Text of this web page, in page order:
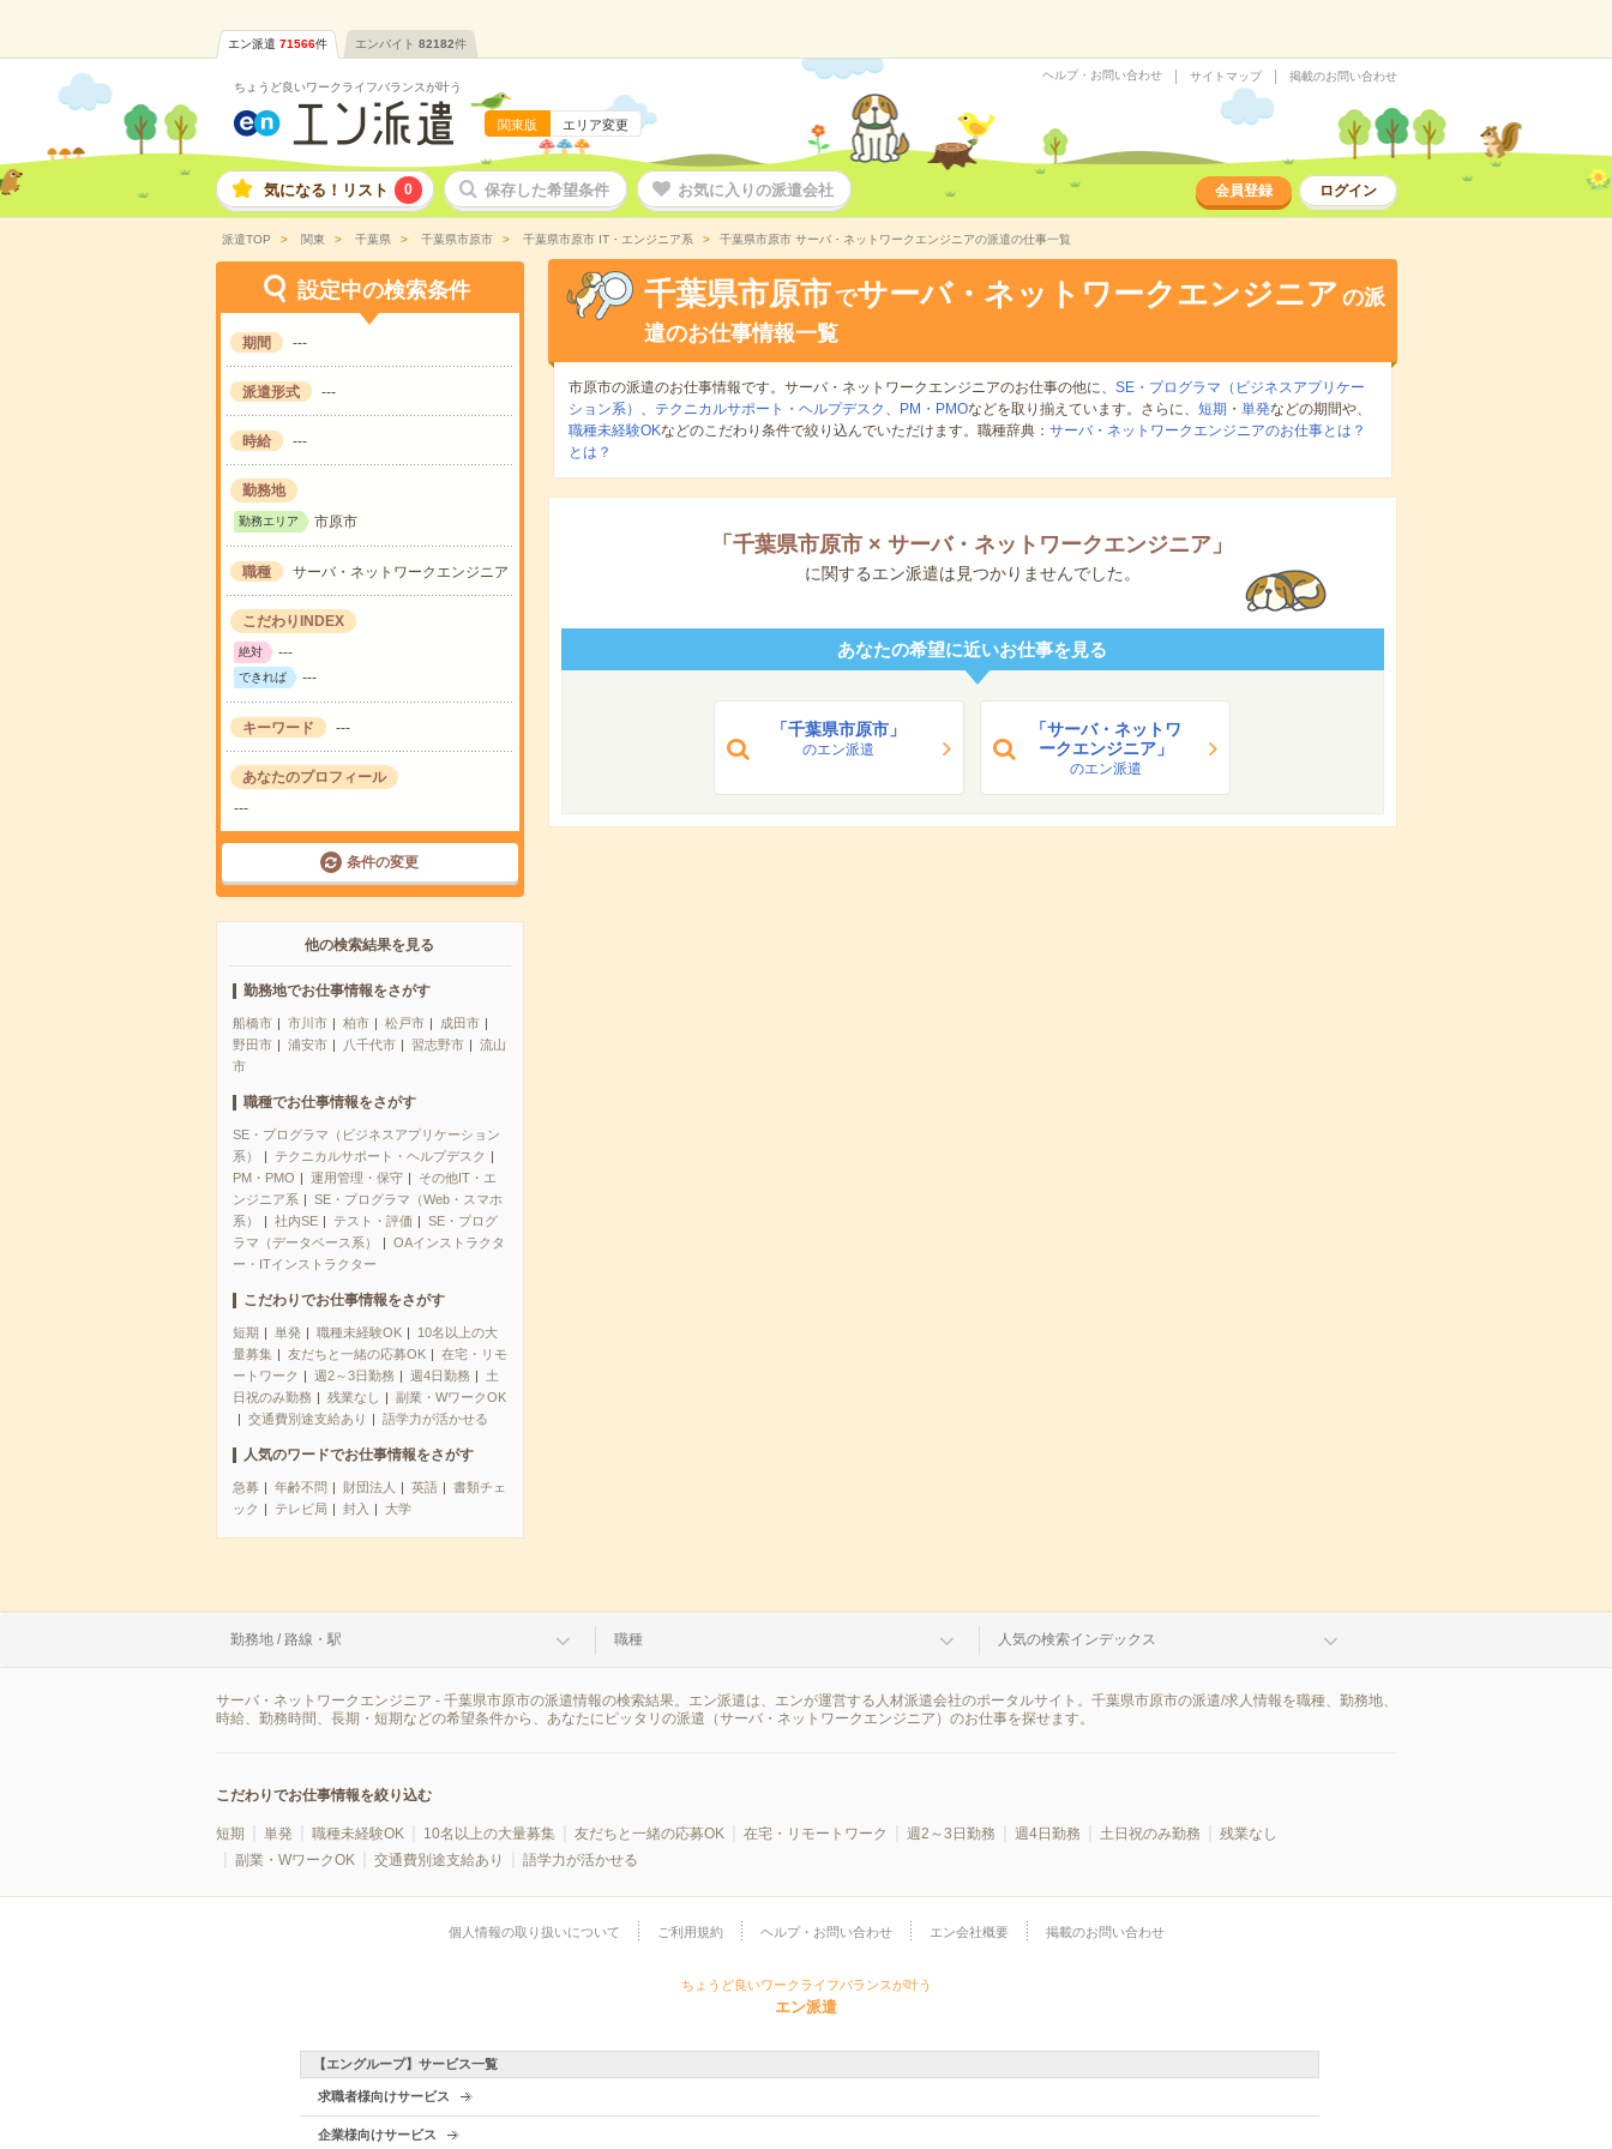
エン派遣 71566件 エンバイト 82182件
ちょうど良いワークライフバランスが叶う
関東版 エリア変更
ヘルプ・お問い合わせ サイトマップ 掲載のお問い合わせ
気になる！リスト 0 保存した希望条件 お気に入りの派遣会社 会員登録 ログイン
派遣TOP 関東 千葉県 千葉県市原市 千葉県市原市 IT・エンジニア系 千葉県市原市 サーバ・ネットワークエンジニアの派遣の仕事一覧
設定中の検索条件
期間 ---
派遣形式 ---
時給 ---
勤務地
勤務エリア 市原市
職種 サーバ・ネットワークエンジニア
こだわりINDEX
絶対 ---
できれば ---
キーワード ---
あなたのプロフィール
---
条件の変更
他の検索結果を見る
勤務地でお仕事情報をさがす
船橋市 市川市 柏市 松戸市
成田市
野田市
浦安市 八千代市 習志野市
流山
市
職種でお仕事情報をさがす
SE・プログラマ（ビジネスアプリケーション
系）
テクニカルサポート・ヘルプデスク
PM・PMO
運用管理・保守
その他IT・エ
ンジニア系
SE・プログラマ（Web・スマホ
系）
社内SE テスト・評価
SE・プログ
ラマ（データベース系）
OAインストラクタ
ー・ITインストラクター
こだわりでお仕事情報をさがす
短期 単発 職種未経験OK
10名以上の大
量募集
友だちと一緒の応募OK
在宅・リモ
ートワーク
週2～3日勤務 週4日勤務
土
日祝のみ勤務
残業なし
副業・WワークOK
交通費別途支給あり
語学力が活かせる
人気のワードでお仕事情報をさがす
急募 年齢不問 財団法人 英語
書類チェ
ック
テレビ局 封入 大学
千葉県市原市 でサーバ・ネットワークエンジニア の派
遣のお仕事情報一覧
市原市の派遣のお仕事情報です。サーバ・ネットワークエンジニアのお仕事の他に、 SE・プログラマ（ビジネスアプリケー
ション系） 、 テクニカルサポート・ヘルプデスク 、 PM・PMOなどを取り揃えています。さらに、 短期 ・ 単発などの期間や、
職種未経験OKなどのこだわり条件で絞り込んでいただけます。職種辞典： サーバ・ネットワークエンジニアのお仕事とは？
とは？
「 千葉県市原市 × サーバ・ネットワークエンジニア 」
に関するエン派遣は見つかりませんでした。
あなたの希望に近いお仕事を見る
「千葉県市原市」
のエン派遣
「サーバ・ネットワ
ークエンジニア」
のエン派遣
勤務地 / 路線・駅 職種 人気の検索インデックス
サーバ・ネットワークエンジニア - 千葉県市原市の派遣情報の検索結果。エン派遣は、エンが運営する人材派遣会社のポータルサイト。千葉県市原市の派遣/求人情報を職種、勤務地、
時給、勤務時間、長期・短期などの希望条件から、あなたにピッタリの派遣（サーバ・ネットワークエンジニア）のお仕事を探せます。
こだわりでお仕事情報を絞り込む
短期 単発 職種未経験OK 10名以上の大量募集 友だちと一緒の応募OK 在宅・リモートワーク 週2～3日勤務 週4日勤務 土日祝のみ勤務
残業なし
副業・WワークOK
交通費別途支給あり 語学力が活かせる
個人情報の取り扱いについて ご利用規約 ヘルプ・お問い合わせ エン会社概要 掲載のお問い合わせ
ちょうど良いワークライフバランスが叶う
エン派遣
【エングループ】サービス一覧
求職者様向けサービス
企業様向けサービス